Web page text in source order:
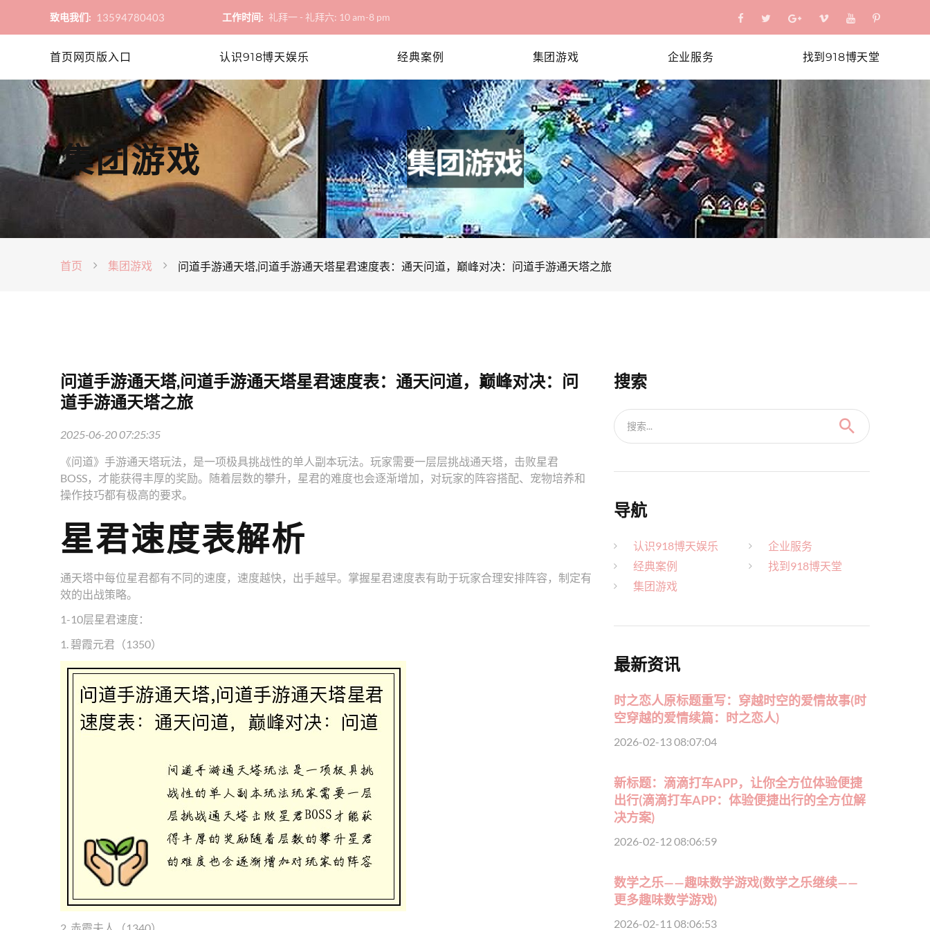
致电我们: 13594780403 工作时间: 礼拜一 - 礼拜六: 10 am-8 pm
首页网页版入口 认识918博天娱乐 经典案例 集团游戏 企业服务 找到918博天堂
集团游戏
首页 集团游戏 问道手游通天塔,问道手游通天塔星君速度表：通天问道，巅峰对决：问道手游通天塔之旅
问道手游通天塔,问道手游通天塔星君速度表：通天问道，巅峰对决：问
道手游通天塔之旅
2025-06-20 07:25:35
《问道》手游通天塔玩法，是一项极具挑战性的单人副本玩法。玩家需要一层层挑战通天塔，击败星君
BOSS，才能获得丰厚的奖励。随着层数的攀升，星君的难度也会逐渐增加，对玩家的阵容搭配、宠物培养和
操作技巧都有极高的要求。
星君速度表解析
通天塔中每位星君都有不同的速度，速度越快，出手越早。掌握星君速度表有助于玩家合理安排阵容，制定有
效的出战策略。
1-10层星君速度：
1. 碧霞元君（1350）
搜索
搜索...
导航
认识918博天娱乐
经典案例
集团游戏
企业服务
找到918博天堂
最新资讯
时之恋人原标题重写：穿越时空的爱情故事(时
空穿越的爱情续篇：时之恋人)
2026-02-13 08:07:04
新标题：滴滴打车APP，让你全方位体验便捷
出行(滴滴打车APP：体验便捷出行的全方位解
决方案)
2026-02-12 08:06:59
数学之乐——趣味数学游戏(数学之乐继续——
更多趣味数学游戏)
2026-02-11 08:06:53